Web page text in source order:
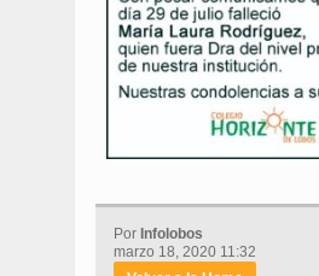
Por Infolobos
marzo 18, 2020 11:32